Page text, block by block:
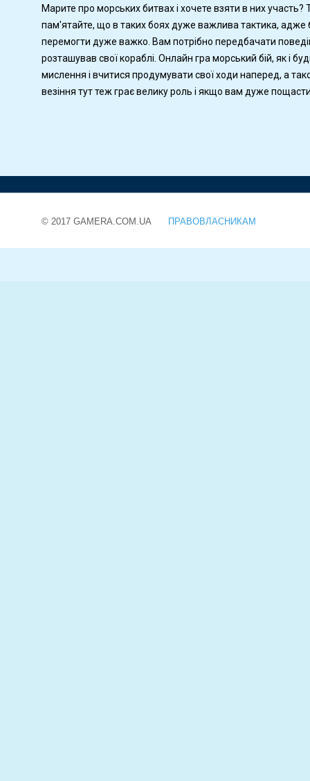
Марите про морських битвах і хочете взяти в них участь?
пам'ятайте, що в таких боях дуже важлива тактика, адже
перемогти дуже важко. Вам потрібно передбачати
розташував свої кораблі. Онлайн гра морський бій, як і
мислення і вчитися продумувати свої ходи наперед, а
везіння тут теж грає велику роль і якщо вам дуже
© 2017 GAMERA.COM.UA ПРАВОВЛАСНИКАМ